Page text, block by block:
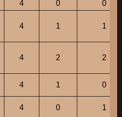
4 0
0
4 1 1
4 2 2
4 1 0
4 0 1